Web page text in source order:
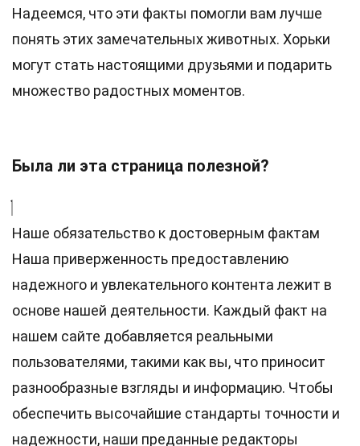
Надеемся, что эти факты помогли вам лучше
понять этих замечательных животных. Хорьки
могут стать настоящими друзьями и подарить
множество радостных моментов.
Была ли эта страница полезной?
Наше обязательство к достоверным фактам
Наша приверженность предоставлению
надежного и увлекательного контента лежит в
основе нашей деятельности. Каждый факт на
нашем сайте добавляется реальными
пользователями, такими как вы, что приносит
разнообразные взгляды и информацию. Чтобы
обеспечить высочайшие стандарты точности и
надежности, наши преданные редакторы